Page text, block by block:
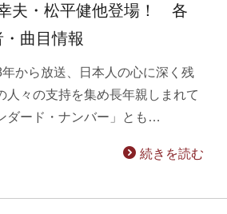
夫・松平健他登場！ 各
曲目情報
から放送、日本人の心に深く残
人々の支持を集め長年親しまれて
ダード・ナンバー」とも…
続きを読む